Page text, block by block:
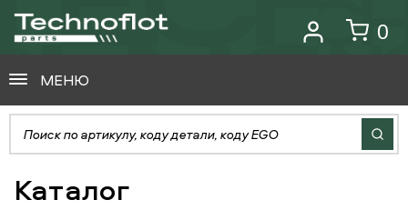
0
МЕНЮ
Каталог